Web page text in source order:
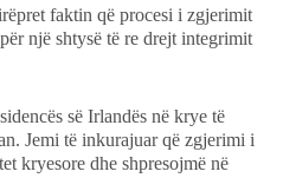
faktin që procesi i zgjerimit
një shtysë të re drejt integrimit
së Irlandës në krye të
Jemi të inkurajuar që zgjerimi i
kryesore dhe shpresojmë në